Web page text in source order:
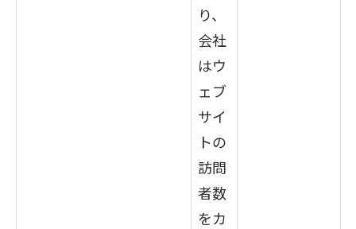
り、
会社
はウ
ェブ
サイ
トの
訪問
者数
をカ